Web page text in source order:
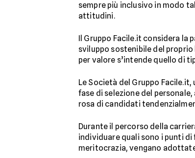
sempre più inclusivo in modo
attitudini.
Il Gruppo Facile.it considera la
sviluppo sostenibile del proprio
per valore s’intende quello di
Le Società del Gruppo
fase di selezione del
rosa di candidati
Durante il percorso della
individuare quali sono i punti
meritocrazia, vengano